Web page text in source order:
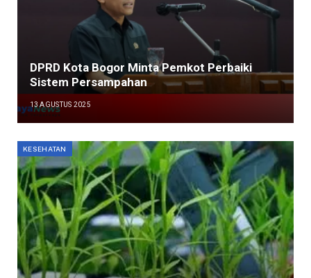
DPRD Kota Bogor Minta Pemkot Perbaiki
Sistem Persampahan
13 AGUSTUS 2025
KESEHATAN